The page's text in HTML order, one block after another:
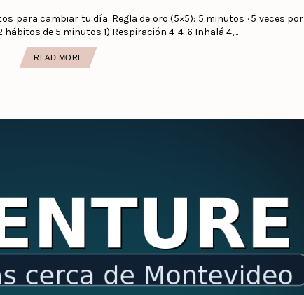
para cambiar tu día. Regla de oro (5×5): 5 minutos · 5 veces por
hábitos de 5 minutos 1) Respiración 4-4-6 Inhalá 4,...
READ MORE